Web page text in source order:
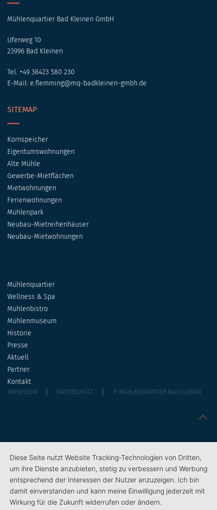
Mühlenquartier Bad Kleinen GmbH
Uferweg 10
23996 Bad Kleinen
Tel. +49 38423 580 230
E-Mail: e.flemming@mq-badkleinen-gmbh.de
SITEMAP
Kornspeicher
Eigentumswohnungen
Alte Mühle
Gewerbe-Mietflächen
Mietwohnungen
Ferienwohnungen
Mühlenpark
Neubau-Mietreihenhäuser
Neubau-Mietwohnungen
Mühlenquartier
Wellness & Spa
Mühlenbistro
Mühlenmuseum
Historie
Presse
Aktuell
Partner
Kontakt
IMPRESSUM DATENSCHUTZ © MÜHLENQUARTIER BAD KLEINEN
Diese Seite nutzt Website Tracking-Technologien von Dritten,
um ihre Dienste anzubieten, stetig zu verbessern und Werbung
entsprechend der Interessen der Nutzer anzuzeigen. Ich bin
damit einverstanden und kann meine Einwilligung jederzeit mit
Wirkung für die Zukunft widerrufen oder ändern.